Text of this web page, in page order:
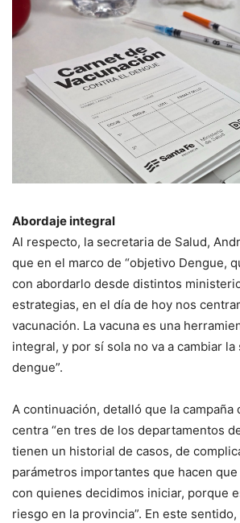
Abordaje integral
Al respecto, la secretaria de Salud,
que en el marco de “objetivo Dengue,
con abordarlo desde distintos
estrategias, en el día de hoy nos
vacunación. La vacuna es una
integral, y por sí sola no va a cambiar la
dengue”.
A continuación, detalló que la campaña
centra “en tres de los departamentos
tienen un historial de casos, de
parámetros importantes que hacen
con quienes decidimos iniciar, porque
riesgo en la provincia”. En este